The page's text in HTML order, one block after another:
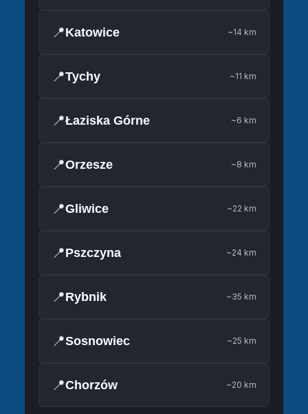
📍Katowice ~14 km
📍Tychy ~11 km
📍Łaziska Górne ~6 km
📍Orzesze ~8 km
📍Gliwice ~22 km
📍Pszczyna ~24 km
📍Rybnik ~35 km
📍Sosnowiec ~25 km
📍Chorzów ~20 km